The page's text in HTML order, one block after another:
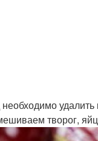
удалить
творог,